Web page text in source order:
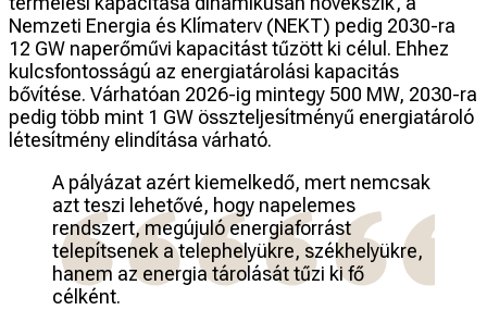
Nemzeti Energia és Klímaterv (NEKT) pedig 2030-ra
12 GW naperőművi kapacitást tűzött ki célul. Ehhez
kulcsfontosságú az energiatárolási kapacitás
bővítése. Várhatóan 2026-ig mintegy 500 MW, 2030-ra
pedig több mint 1 GW összteljesítményű energiatároló
létesítmény elindítása várható.
A pályázat azért kiemelkedő, mert nemcsak
azt teszi lehetővé, hogy napelemes
rendszert, megújuló energiaforrást
telepítsenek a telephelyükre, székhelyükre,
hanem az energia tárolását tűzi ki fő
célként.